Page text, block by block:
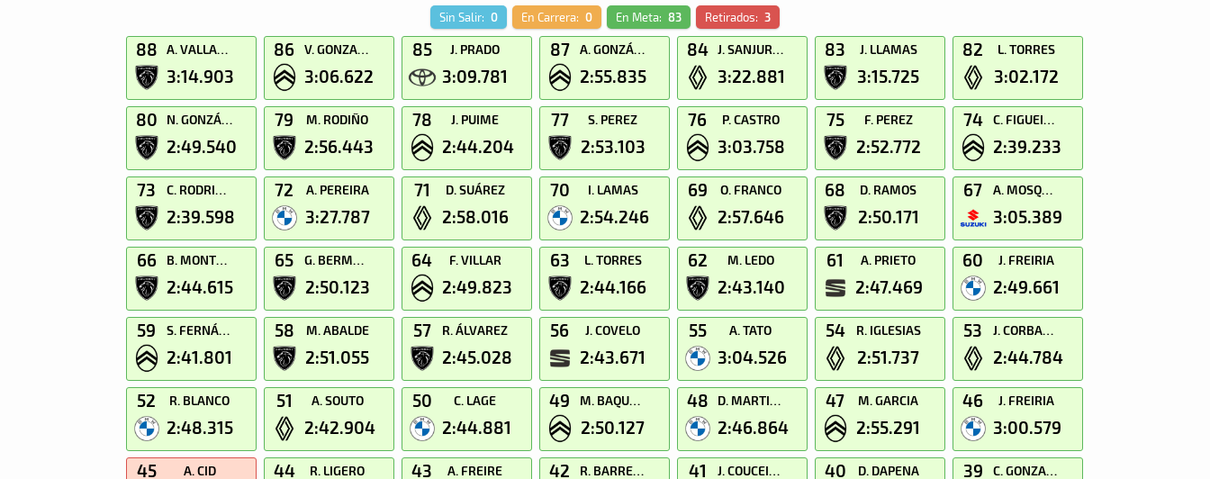
Sin Salir: 0 En Carrera: 0 En Meta: 83 Retirados: 3
88 A. VALLADARES
3:14.903
86 V. GONZALEZ
3:06.622
85 J. PRADO
3:09.781
87 A. GONZÁLEZ
2:55.835
84 J. SANJURJO
3:22.881
83 J. LLAMAS
3:15.725
82 L. TORRES
3:02.172
80 N. GONZÁLEZ
2:49.540
79 M. RODIÑO
2:56.443
78 J. PUIME
2:44.204
77 S. PEREZ
2:53.103
76 P. CASTRO
3:03.758
75 F. PEREZ
2:52.772
74 C. FIGUEIRAS
2:39.233
73 C. RODRIGUEZ
2:39.598
72 A. PEREIRA
3:27.787
71 D. SUÁREZ
2:58.016
70 I. LAMAS
2:54.246
69 O. FRANCO
2:57.646
68 D. RAMOS
2:50.171
67 A. MOSQUERA
3:05.389
66 B. MONTERO
2:44.615
65 G. BERMUDEZ
2:50.123
64 F. VILLAR
2:49.823
63 L. TORRES
2:44.166
62 M. LEDO
2:43.140
61 A. PRIETO
2:47.469
60 J. FREIRIA
2:49.661
59 S. FERNÁNDEZ
2:41.801
58 M. ABALDE
2:51.055
57 R. ÁLVAREZ
2:45.028
56 J. COVELO
2:43.671
55 A. TATO
3:04.526
54 R. IGLESIAS
2:51.737
53 J. CORBACHO
2:44.784
52 R. BLANCO
2:48.315
51 A. SOUTO
2:42.904
50 C. LAGE
2:44.881
49 M. BAQUEIRO
2:50.127
48 D. MARTINEZ
2:46.864
47 M. GARCIA
2:55.291
46 J. FREIRIA
3:00.579
45 A. CID 44 R. LIGERO 43 A. FREIRE 42 R. BARREIRO 41 J. COUCEIRO 40 D. DAPENA 39 C. GONZALEZ